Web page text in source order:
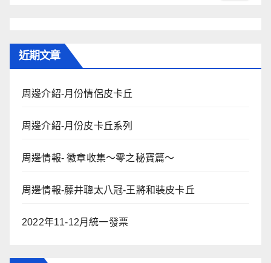
近期文章
周邊介紹-月份情侶皮卡丘
周邊介紹-月份皮卡丘系列
周邊情報- 徽章收集～零之秘寶篇～
周邊情報-藤井聰太八冠-王將和裝皮卡丘
2022年11-12月統一發票